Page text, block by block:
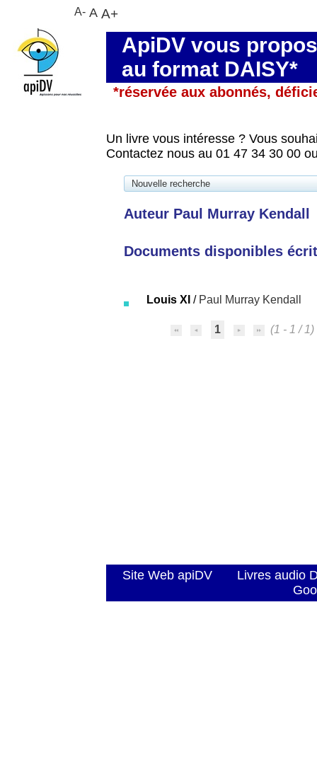
ApiDV vous
au format DAISY*
*réservée aux abonnés,
Un livre vous intéresse ? Vous
Contactez nous au 01 47 34 30 00
Nouvelle recherche
Auteur Paul Murray Kendall
Documents disponibles
Louis XI / Paul Murray Kendall
1 (1 - 1 / 1)
Site Web apiDV
Livres audio
A- A A+